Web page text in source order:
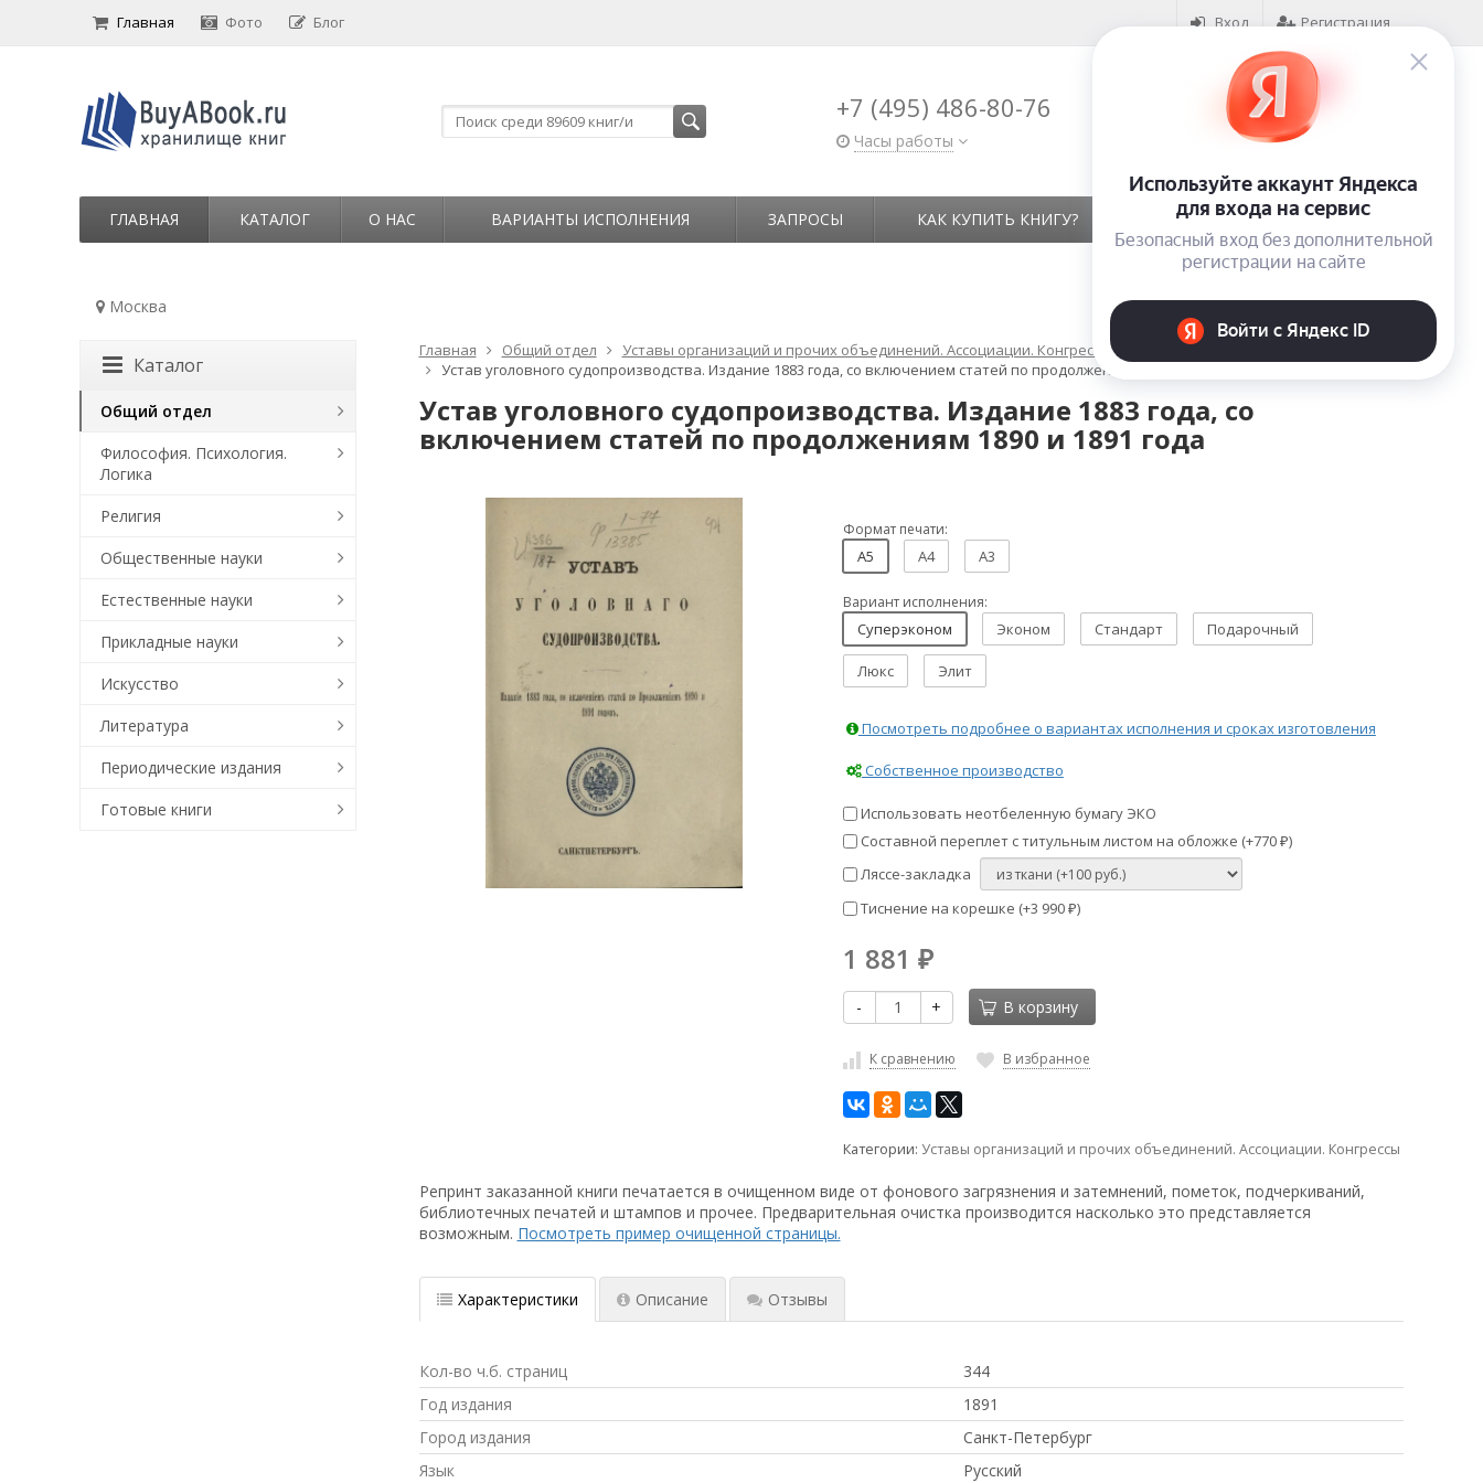
Вход Регистрация
Главная Фото Блог
+7 (495) 486-80-76
Часы работы
Корзина ( 0)
на сумму0₽
ГЛАВНАЯ КАТАЛОГ О НАС ВАРИАНТЫ ИСПОЛНЕНИЯ ЗАПРОСЫ КАК КУПИТЬ КНИГУ? КОНТАКТЫ ОТЗЫВЫ
Москва
Главная Общий отдел
Уставы организаций и прочих объединений. Ассоциации. Конгрессы
Устав уголовного судопроизводства. Издание 1883 года, со включением статей по продолжениям 1890 и 1891 года
Устав уголовного судопроизводства. Издание 1883 года, со
включением статей по продолжениям 1890 и 1891 года
Формат печати:
A5 A4 A3
Вариант исполнения:
Суперэконом Эконом Стандарт Подарочный
Люкс Элит
Посмотреть подробнее о вариантах исполнения и сроках изготовления
Собственное производство
Использовать неотбеленную бумагу ЭКО
Составной переплет с титульным листом на обложке (+770 ₽)
Ляссе-закладка
Тиснение на корешке (+3 990 ₽)
1 881 ₽
- + В корзину
К сравнению В избранное
Категории: Уставы организаций и прочих объединений. Ассоциации. Конгрессы
Репринт заказанной книги печатается в очищенном виде от фонового загрязнения и затемнений, пометок, подчеркиваний,
библиотечных печатей и штампов и прочее. Предварительная очистка производится насколько это представляется
возможным. Посмотреть пример очищенной страницы.
Характеристики Описание Отзывы
Кол-во ч.б. страниц
344
Год издания
1891
Город издания
Санкт-Петербург
Язык
Русский
Каталог
Общий отдел
Философия. Психология.
Логика
Религия
Общественные науки
Естественные науки
Прикладные науки
Искусство
Литература
Периодические издания
Готовые книги